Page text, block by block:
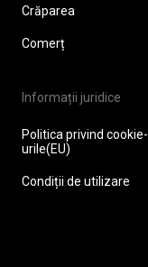
Crăparea
Comerț
Informații juridice
Politica privind cookie-
urile(EU)
Condiții de utilizare